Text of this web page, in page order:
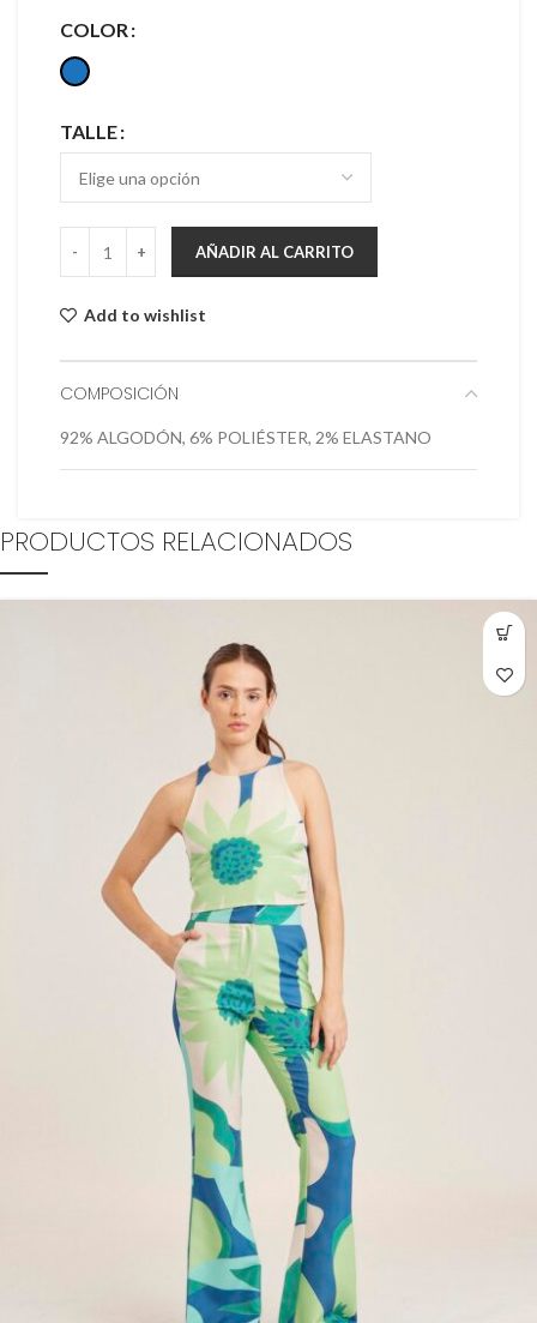
COLOR
TALLE
AÑADIR AL CARRITO
Add to wishlist
COMPOSICIÓN
92% ALGODÓN, 6% POLIÉSTER, 2% ELASTANO
PRODUCTOS RELACIONADOS